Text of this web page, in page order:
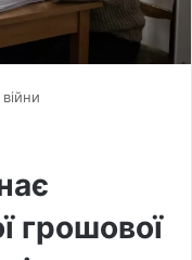
грошової